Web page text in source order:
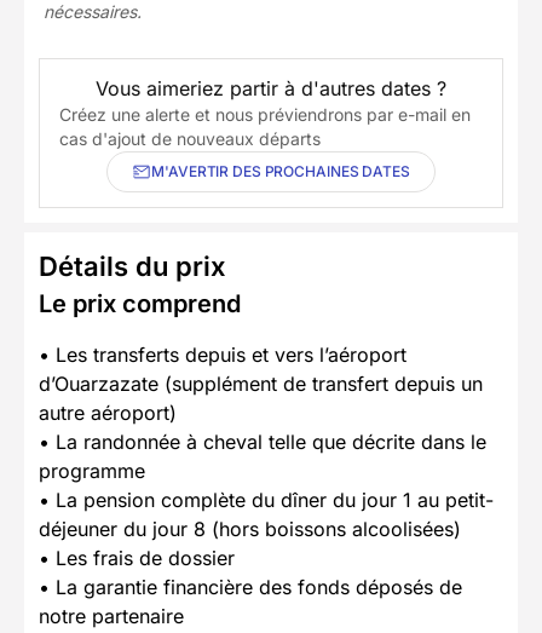
nécessaires.
Vous aimeriez partir à d'autres dates ?
Créez une alerte et nous préviendrons par e-mail en
cas d'ajout de nouveaux départs
M'AVERTIR DES PROCHAINES DATES
Détails du prix
Le prix comprend
• Les transferts depuis et vers l’aéroport
d’Ouarzazate (supplément de transfert depuis un
autre aéroport)
• La randonnée à cheval telle que décrite dans le
programme
• La pension complète du dîner du jour 1 au petit-
déjeuner du jour 8 (hors boissons alcoolisées)
• Les frais de dossier
• La garantie financière des fonds déposés de
notre partenaire